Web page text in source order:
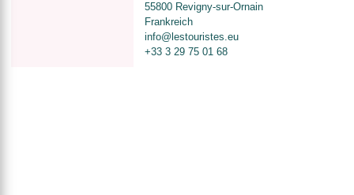
55800 Revigny-sur-Ornain
Frankreich
info@lestouristes.eu
+33 3 29 75 01 68